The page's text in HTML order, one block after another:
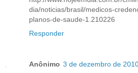
dia/noticias/brasil/medicos-
planos-de-saude-1.210226
Responder
Anônimo 3 de dezembro de